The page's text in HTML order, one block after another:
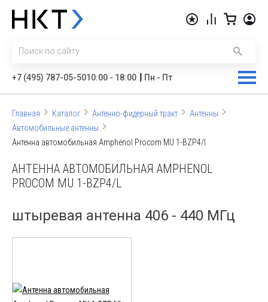
+7 (495) 787-05-5010:00 - 18:00 Пн - Пт
Главная Каталог Антенно-фидерный тракт
Антенны
Автомобильные антенны
Антенна автомобильная Amphenol Procom MU 1-BZP4/l
АНТЕННА АВТОМОБИЛЬНАЯ AMPHENOL
PROCOM MU 1-BZP4/L
штыревая антенна 406 - 440 МГц